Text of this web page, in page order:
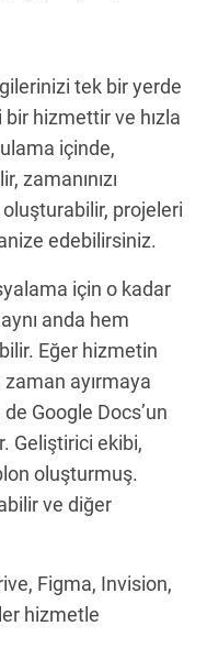
tek bir yerde
hizmettir ve hızla
içinde,
zamanınızı
projeleri
edebilirsiniz.
için o kadar
anda hem
Eğer hizmetin
ayırmaya
Google Docs’un
Geliştirici ekibi,
oluşturmuş.
ve diğer
Figma, Invision,
hizmetle